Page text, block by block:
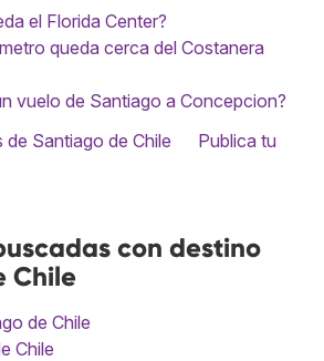
el Florida Center?
queda cerca del Costanera
vuelo de Santiago a Concepcion?
de Santiago de Chile
Publica tu
con destino
Chile
de Chile
Chile